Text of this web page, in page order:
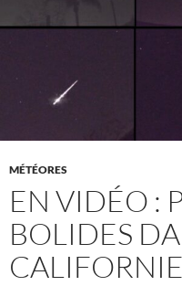
MÉTÉORES
EN VIDÉO :
BOLIDES
CALIFORNIE